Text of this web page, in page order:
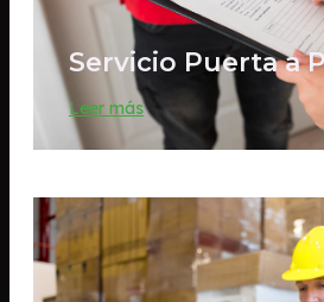
Servicio Puerta a
Leer más